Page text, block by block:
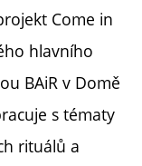
Come in
hlavního
BAiR v Domě
s tématy
rituálů a